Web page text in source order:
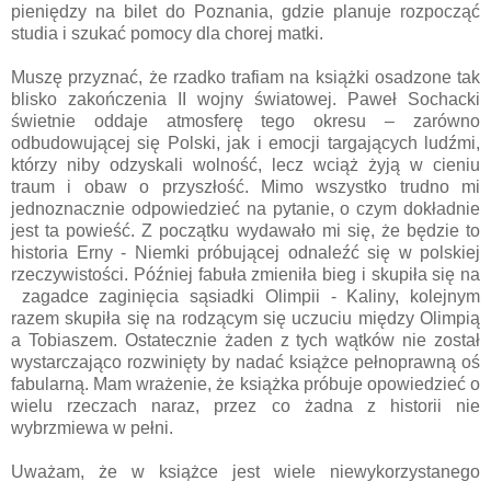
pieniędzy na bilet do Poznania, gdzie planuje rozpocząć
studia i szukać pomocy dla chorej matki.
Muszę przyznać, że rzadko trafiam na książki osadzone tak
blisko zakończenia II wojny światowej. Paweł Sochacki
świetnie oddaje atmosferę tego okresu – zarówno
odbudowującej się Polski, jak i emocji targających ludźmi,
którzy niby odzyskali wolność, lecz wciąż żyją w cieniu
traum i obaw o przyszłość. Mimo wszystko trudno mi
jednoznacznie odpowiedzieć na pytanie, o czym dokładnie
jest ta powieść. Z początku wydawało mi się, że będzie to
historia Erny - Niemki próbującej odnaleźć się w polskiej
rzeczywistości. Później fabuła zmieniła bieg i skupiła się na
zagadce zaginięcia sąsiadki Olimpii - Kaliny, kolejnym
razem skupiła się na rodzącym się uczuciu między Olimpią
a Tobiaszem. Ostatecznie żaden z tych wątków nie został
wystarczająco rozwinięty by nadać książce pełnoprawną oś
fabularną. Mam wrażenie, że książka próbuje opowiedzieć o
wielu rzeczach naraz, przez co żadna z historii nie
wybrzmiewa w pełni.
Uważam, że w książce jest wiele niewykorzystanego